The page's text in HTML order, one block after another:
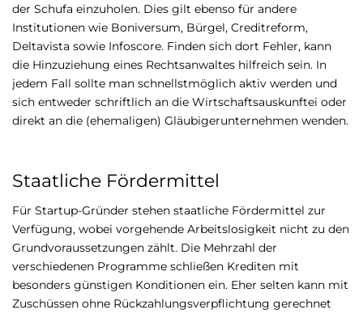
der Schufa einzuholen. Dies gilt ebenso für andere
Institutionen wie Boniversum, Bürgel, Creditreform,
Deltavista sowie Infoscore. Finden sich dort Fehler, kann
die Hinzuziehung eines Rechtsanwaltes hilfreich sein. In
jedem Fall sollte man schnellstmöglich aktiv werden und
sich entweder schriftlich an die Wirtschaftsauskunftei oder
direkt an die (ehemaligen) Gläubigerunternehmen wenden.
Staatliche Fördermittel
Für Startup-Gründer stehen staatliche Fördermittel zur
Verfügung, wobei vorgehende Arbeitslosigkeit nicht zu den
Grundvoraussetzungen zählt. Die Mehrzahl der
verschiedenen Programme schließen Krediten mit
besonders günstigen Konditionen ein. Eher selten kann mit
Zuschüssen ohne Rückzahlungsverpflichtung gerechnet